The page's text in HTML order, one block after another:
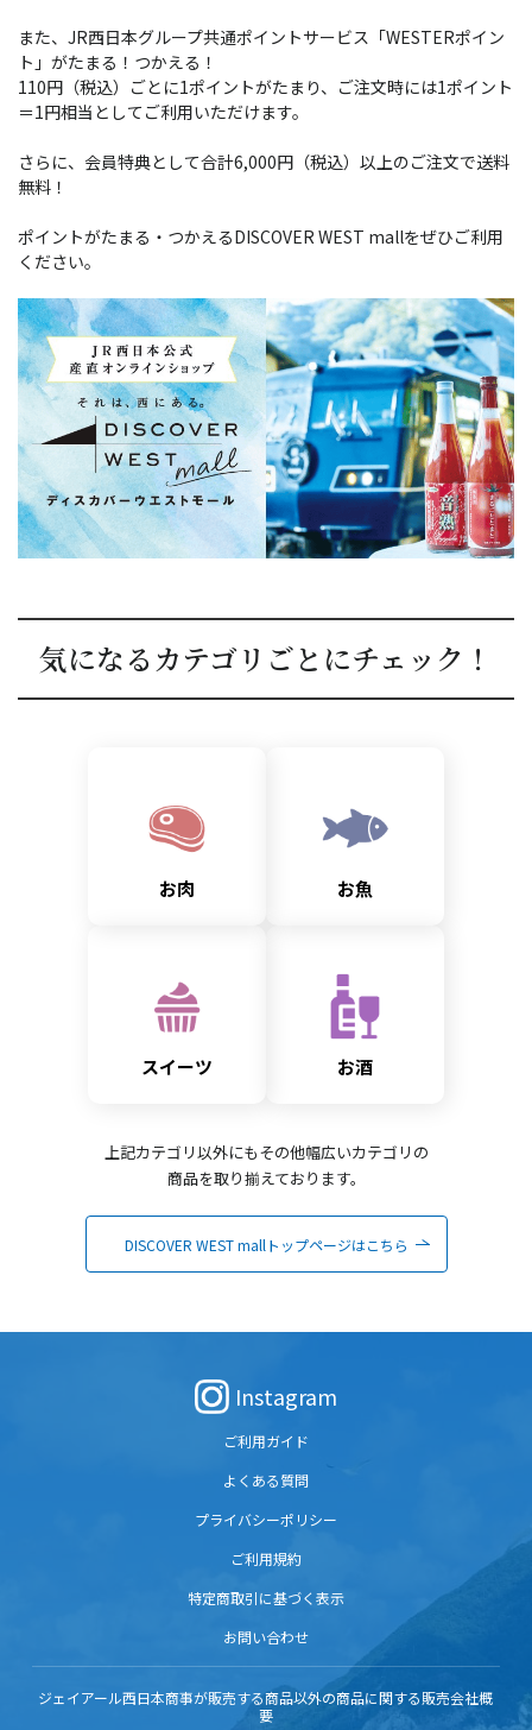
また、JR西日本グループ共通ポイントサービス「WESTERポイン
ト」がたまる！つかえる！
110円（税込）ごとに1ポイントがたまり、ご注文時には1ポイント
＝1円相当としてご利用いただけます。
さらに、会員特典として合計6,000円（税込）以上のご注文で送料
無料！
ポイントがたまる・つかえるDISCOVER WEST mallをぜひご利用
ください。
気になるカテゴリごとにチェック！
お肉 お魚
スイーツ お酒
上記カテゴリ以外にもその他幅広いカテゴリの
商品を取り揃えております。
DISCOVER WEST mallトップページはこちら
Instagram
ご利用ガイド
よくある質問
プライバシーポリシー
ご利用規約
特定商取引に基づく表示
お問い合わせ
ジェイアール西日本商事が販売する商品以外の商品に関する販売会社概
要